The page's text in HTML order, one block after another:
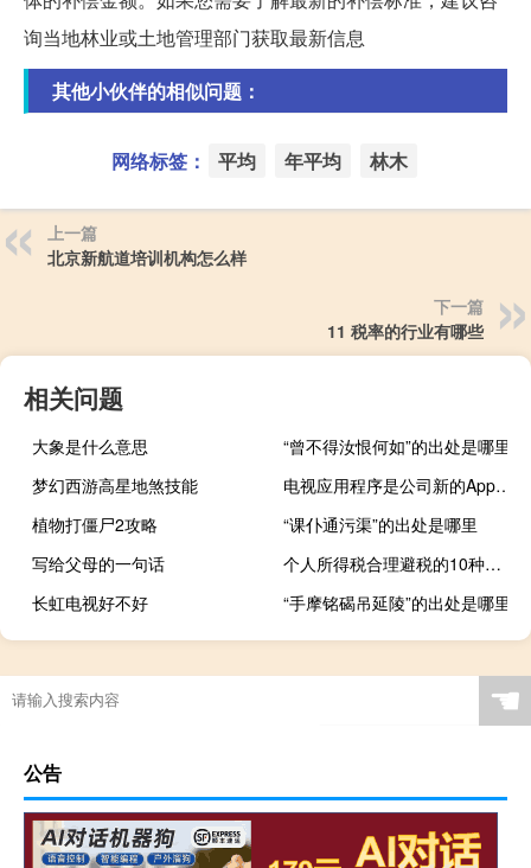
询当地林业或土地管理部门获取最新信息
其他小伙伴的相似问题：
网络标签： 平均 年平均 林木
上一篇
北京新航道培训机构怎么样
下一篇
11 税率的行业有哪些
相关问题
大象是什么意思
“曾不得汝恨何如”的出处是哪里
梦幻西游高星地煞技能
电视应用程序是公司新的AppleTVPlus服务的所在地
植物打僵尸2攻略
“课仆通污渠”的出处是哪里
写给父母的一句话
个人所得税合理避税的10种方法!太有用了!
长虹电视好不好
“手摩铭碣吊延陵”的出处是哪里
☚
公告